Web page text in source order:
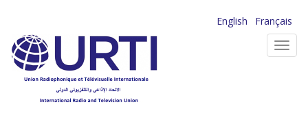
contenu
principal
English
Français